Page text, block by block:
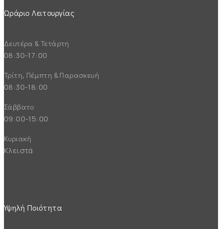
Ωράριο Λειτουργίας
Δευτέρα & Τετάρτη
08:30-17:00
Τρίτη, Πέμπτη & Παρασκευή
08:30-18:00
Σάββατο
09:00-15:00
Κυριακή
Κλειστά
Υψηλή Ποιότητα